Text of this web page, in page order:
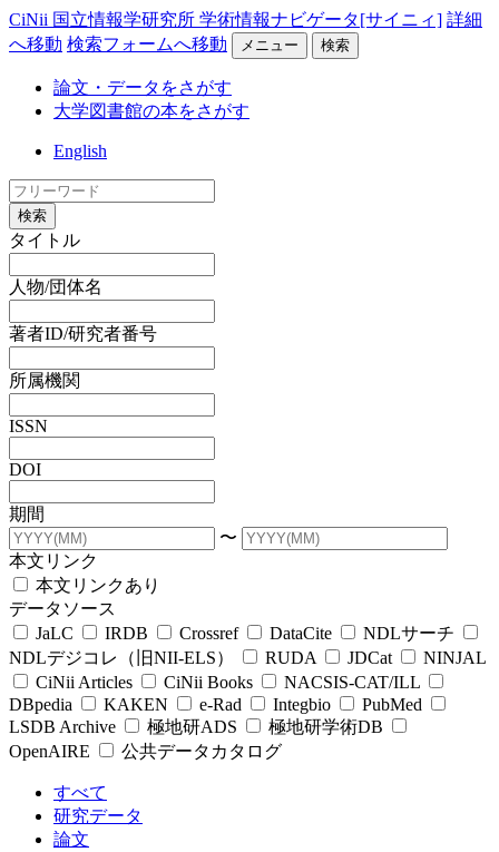
CiNii 国立情報学研究所 学術情報ナビゲータ[サイニィ] 詳細
へ移動 検索フォームへ移動 メニュー 検索
論文・データをさがす
大学図書館の本をさがす
English
検索
タイトル
人物/団体名
著者ID/研究者番号
所属機関
ISSN
DOI
期間
〜
本文リンク
本文リンクあり
データソース
JaLC
IRDB Crossref DataCite
NDLサーチ
NDLデジコレ（旧NII-ELS）
RUDA JDCat
NINJAL
CiNii Articles
CiNii Books
NACSIS-CAT/ILL
DBpedia
KAKEN e-Rad Integbio
PubMed
LSDB Archive
極地研ADS
極地研学術DB
OpenAIRE
公共データカタログ
すべて
研究データ
論文